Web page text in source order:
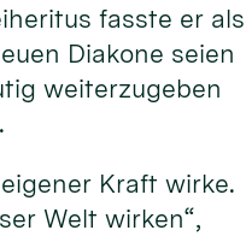
fasste er als
Diakone seien
weiterzugeben
Kraft wirke.
Welt wirken“,